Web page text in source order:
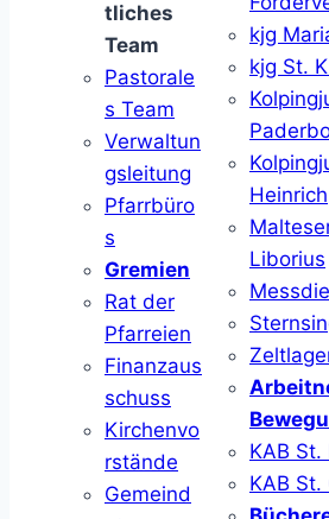
tliches
Team
Pastorale
s Team
Verwaltun
gsleitung
Pfarrbüro
s
Gremien
Rat der
Pfarreien
Finanzaus
schuss
Kirchenvo
rstände
Gemeind
kjg
kjg St.
Heinrich
Liborius
KAB
KAB St.